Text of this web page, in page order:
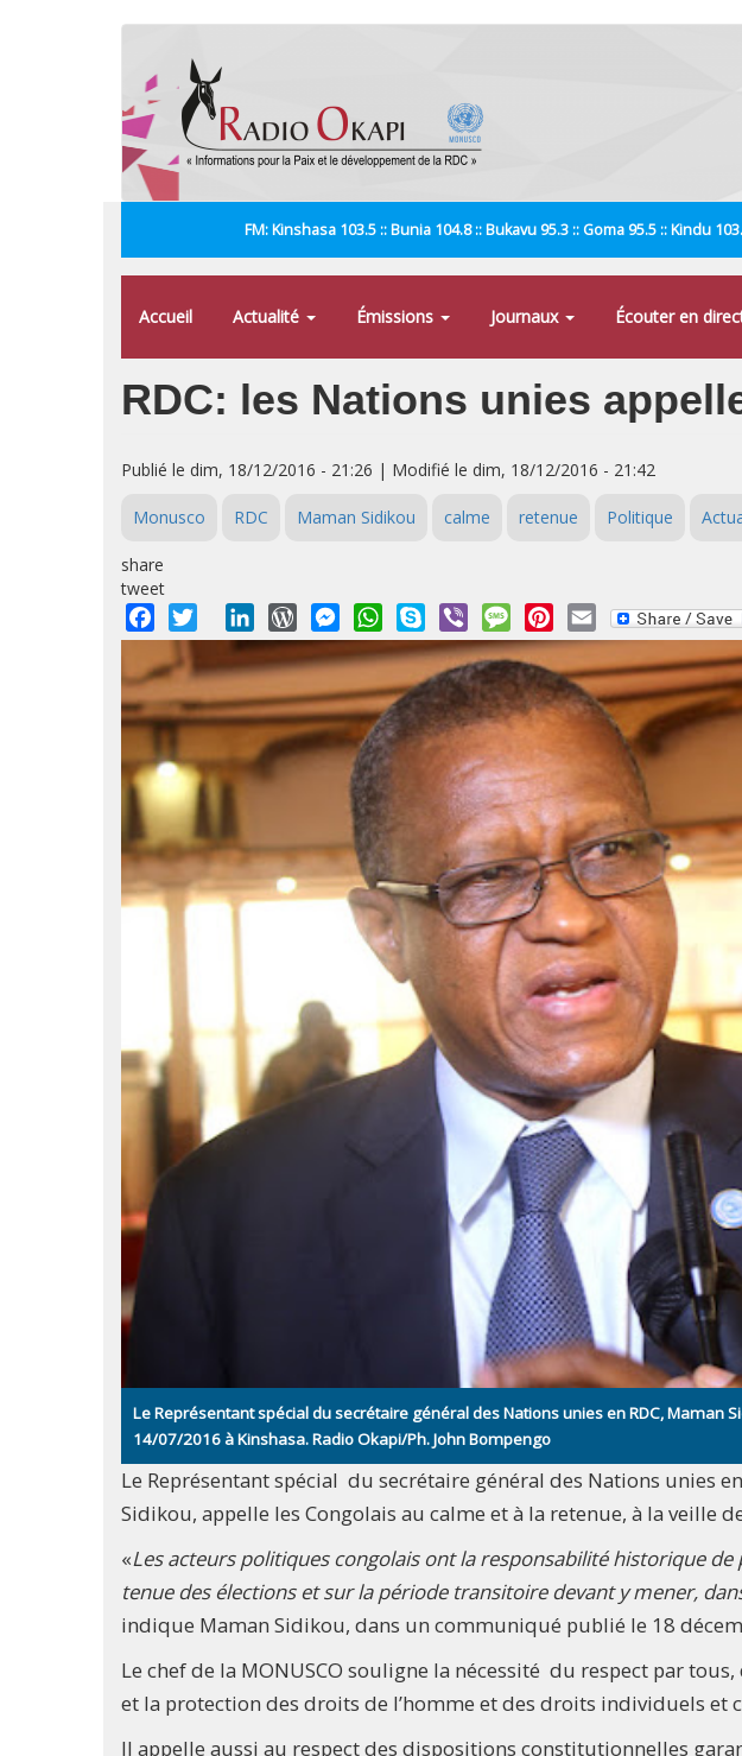
FM: Kinshasa 103.5 :: Bunia 104.8 :: Bukavu 95.3 :: Goma 95.5 :: Kindu
Accueil Actualité Émissions Journaux Écouter en
RDC: les Nations unies
Publié le dim, 18/12/2016 - 21:26 | Modifié le dim, 18/12/2016 - 21:42
Monusco RDC Maman Sidikou calme retenue Politique
share
tweet
Facebook
Twitter LinkedInWordPressMessengerWhatsApp
Skype Viber MessagePinterest
Email
Le Représentant spécial du secrétaire général des Nations unies en RDC, Maman
14/07/2016 à Kinshasa. Radio Okapi/Ph. John Bompengo
Le Représentant spécial du secrétaire général des Nations unies
Sidikou, appelle les Congolais au calme et à la retenue, à la veille
«Les acteurs politiques congolais ont la responsabilité historique de
tenue des élections et sur la période transitoire devant y mener,
indique Maman Sidikou, dans un communiqué publié le 18
Le chef de la MONUSCO souligne la nécessité du respect par
et la protection des droits de l’homme et des droits individuels et
Il appelle aussi au respect des dispositions constitutionnelles